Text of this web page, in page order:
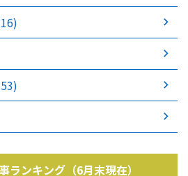
ランキング（6月末現在）